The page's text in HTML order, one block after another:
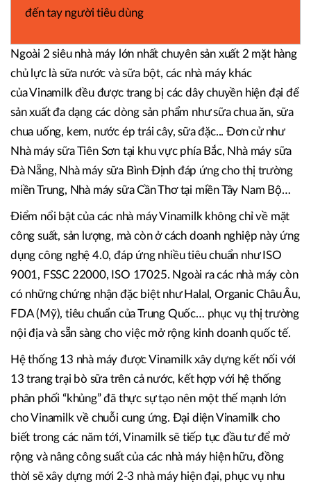
đến tay người tiêu dùng
Ngoài 2 siêu nhà máy lớn nhất chuyên sản xuất 2 mặt hàng
chủ lực là sữa nước và sữa bột, các nhà máy khác
của Vinamilk đều được trang bị các dây chuyền hiện đại để
sản xuất đa dạng các dòng sản phẩm như sữa chua ăn, sữa
chua uống, kem, nước ép trái cây, sữa đặc... Đơn cử như
Nhà máy sữa Tiên Sơn tại khu vực phía Bắc, Nhà máy sữa
Đà Nẵng, Nhà máy sữa Bình Định đáp ứng cho thị trường
miền Trung, Nhà máy sữa Cần Thơ tại miền Tây Nam Bộ…
Điểm nổi bật của các nhà máy Vinamilk không chỉ về mặt
công suất, sản lượng, mà còn ở cách doanh nghiệp này ứng
dụng công nghệ 4.0, đáp ứng nhiều tiêu chuẩn như ISO
9001, FSSC 22000, ISO 17025. Ngoài ra các nhà máy còn
có những chứng nhận đặc biệt như Halal, Organic Châu Âu,
FDA (Mỹ), tiêu chuẩn của Trung Quốc… phục vụ thị trường
nội địa và sẵn sàng cho việc mở rộng kinh doanh quốc tế.
Hệ thống 13 nhà máy được Vinamilk xây dựng kết nối với
13 trang trại bò sữa trên cả nước, kết hợp với hệ thống
phân phối “khủng” đã thực sự tạo nên một thế mạnh lớn
cho Vinamilk về chuỗi cung ứng. Đại diện Vinamilk cho
biết trong các năm tới, Vinamilk sẽ tiếp tục đầu tư để mở
rộng và nâng công suất của các nhà máy hiện hữu, đồng
thời sẽ xây dựng mới 2-3 nhà máy hiện đại, phục vụ nhu